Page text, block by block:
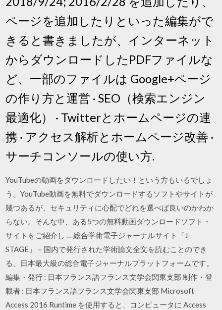
ページを追加したりといった編集がで
きると書きましたが、インターネット
からダウンロードしたPDFファイルな
ど、一部のファイルは Google+ページ
の作り方と運営 · SEO（検索エンジン
最適化） · Twitterとホームページの連
携 · アクセス解析とホームページ改善 ·
サーチコンソールの使い方.
YouTubeの動画をダウンロードしたい！という方もいるでしょ
う。YouTube動画を無料でダウンロードするソフトやサイトが
幾つあるが、セキュリティに心配でどれを選べば良いのかわか
らない。そんな中、ある5つの無料動画ダウンロードソフト・
サイトをご紹介し … 総合学術電子ジャーナルサイト「J-
STAGE」－国内で発行された学術論文全文を読むことのでき
る、日本最大級の総合電子ジャーナルプラットフォームです。
編集・発行 : 日本フランス語フランス文学会関東支部 制作・登
載者 : 日本フランス語フランス文学会関東支部 Microsoft
Access 2016 Runtime を使用すると、コンピュータに Access